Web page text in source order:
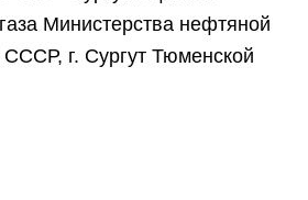
Министерства нефтяной
г. Сургут Тюменской